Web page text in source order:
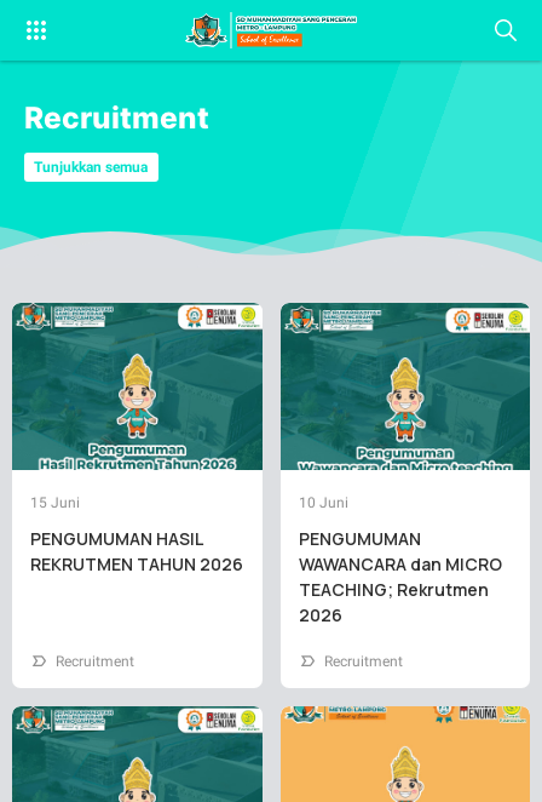
Recruitment
Tunjukkan semua
15 Juni
PENGUMUMAN HASIL
REKRUTMEN TAHUN 2026
Recruitment
10 Juni
PENGUMUMAN
WAWANCARA dan MICRO
TEACHING; Rekrutmen
2026
Recruitment